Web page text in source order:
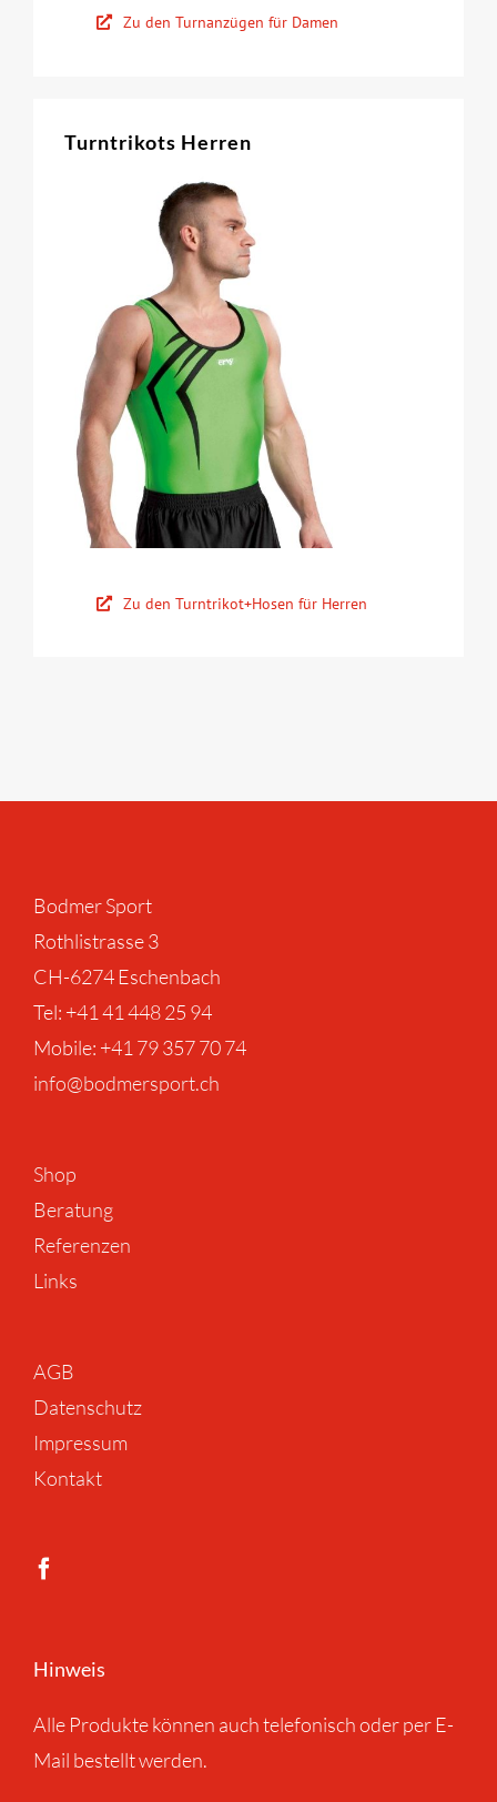
Zu den Turnanzügen für Damen
Turntrikots Herren
Zu den Turntrikot+Hosen für Herren
Bodmer Sport
Rothlistrasse 3
CH-6274 Eschenbach
Tel: +41 41 448 25 94 ‎
Mobile: +41 79 357 70 74
info@bodmersport.ch
Shop
Beratung
Referenzen
Links
AGB
Datenschutz
Impressum
Kontakt
Hinweis
Alle Produkte können auch telefonisch oder per E-
Mail bestellt werden.